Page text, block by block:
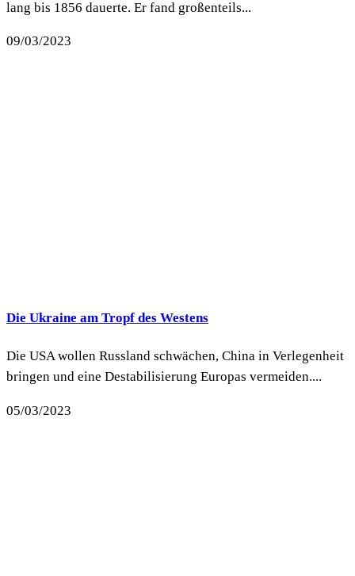
lang bis 1856 dauerte. Er fand großenteils...
09/03/2023
Die Ukraine am Tropf des Westens
Die USA wollen Russland schwächen, China in Verlegenheit
bringen und eine Destabilisierung Europas vermeiden....
05/03/2023